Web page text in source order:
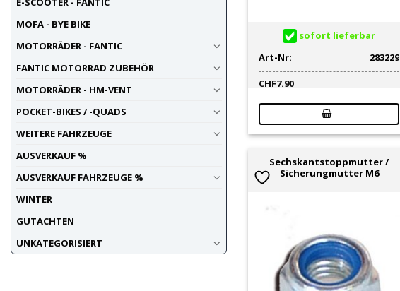
MOFA - BYE BIKE
MOTORRÄDER - FANTIC
FANTIC MOTORRAD ZUBEHÖR
MOTORRÄDER - HM-VENT
POCKET-BIKES / -QUADS
WEITERE FAHRZEUGE
AUSVERKAUF %
AUSVERKAUF FAHRZEUGE %
WINTER
GUTACHTEN
UNKATEGORISIERT
sofort lieferbar
Art-Nr:
283229
CHF7.90
Sechskantstoppmutter /
Sicherungmutter M6